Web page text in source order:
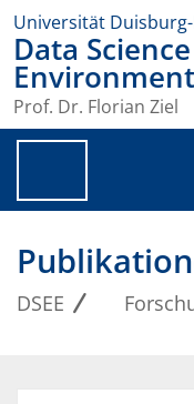
Universität Duisburg-
Data
Environment
Prof. Dr. Florian Ziel
DSEE